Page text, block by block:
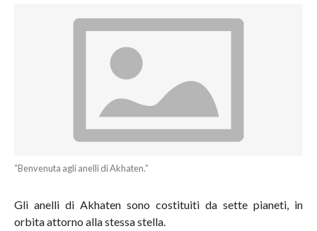
“Benvenuta agli anelli di Akhaten.”
Gli anelli di Akhaten sono costituiti da sette pianeti, in
orbita attorno alla stessa stella.